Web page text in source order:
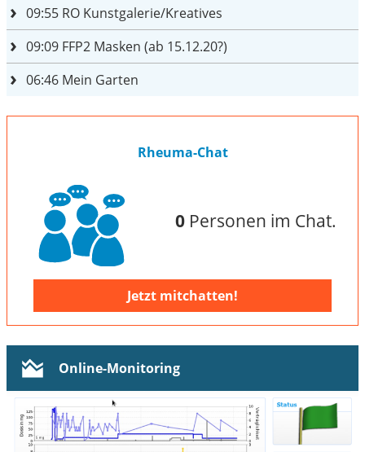
09:55 RO Kunstgalerie/Kreatives
09:09 FFP2 Masken (ab 15.12.20?)
06:46 Mein Garten
Rheuma-Chat
0Personen im Chat.
Jetzt mitchatten!
Online-Monitoring